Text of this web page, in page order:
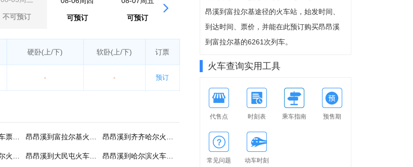
不可预订 可预订 可预订 可预订
硬卧(上/下) 软卧(上/下) 订票
- - 预订
昂溪到富拉尔基途径的火车站，始发时间、
到达时间、票价，并能在此预订购买昂昂溪
到富拉尔基的6261次列车。
火车查询实用工具
代售点 时刻表 乘车指南 预售期
常见问题 动车时刻